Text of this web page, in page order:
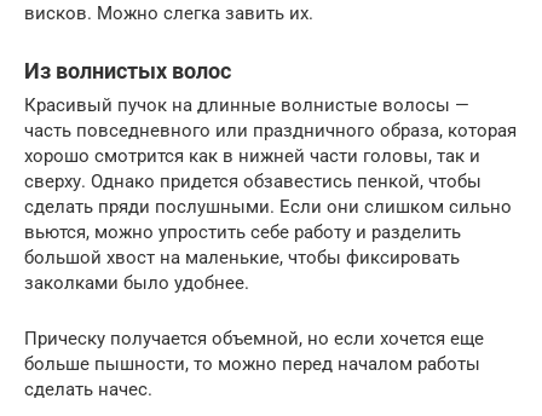
висков. Можно слегка завить их.
Из волнистых волос
Красивый пучок на длинные волнистые волосы —
часть повседневного или праздничного образа, которая
хорошо смотрится как в нижней части головы, так и
сверху. Однако придется обзавестись пенкой, чтобы
сделать пряди послушными. Если они слишком сильно
вьются, можно упростить себе работу и разделить
большой хвост на маленькие, чтобы фиксировать
заколками было удобнее.
Прическу получается объемной, но если хочется еще
больше пышности, то можно перед началом работы
сделать начес.